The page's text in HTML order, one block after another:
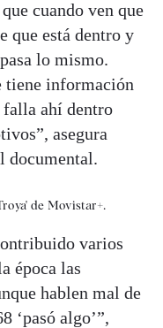
cuando ven que
que está dentro y
lo mismo.
tiene información
falla ahí dentro
asegura
documental.
de Movistar+.
varios
época las
hablen mal de
‘pasó algo’”,